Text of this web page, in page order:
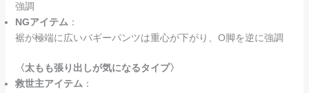
強調
NGアイテム ：
裾が極端に広いバギーパンツは重心が下がり、O脚を逆に強調
〈太もも張り出しが気になるタイプ〉
救世主アイテム ：